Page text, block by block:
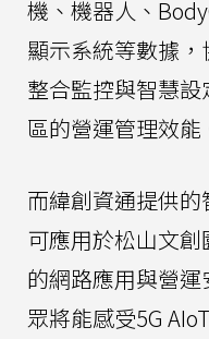
機、機器人、
顯示系統等數據
整合監控與智慧
區的營運管理效能
而緯創資通提供
可應用於松山文
的網路應用與營
眾將能感受5G